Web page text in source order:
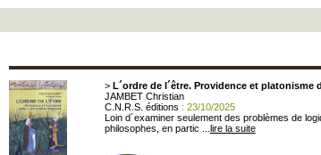
> L´ordre de l´être. Providence et
JAMBET Christian
C.N.R.S. éditions : 23/10/2025
Loin d´examiner seulement des problèmes de
philosophes, en partic ... lire la suite